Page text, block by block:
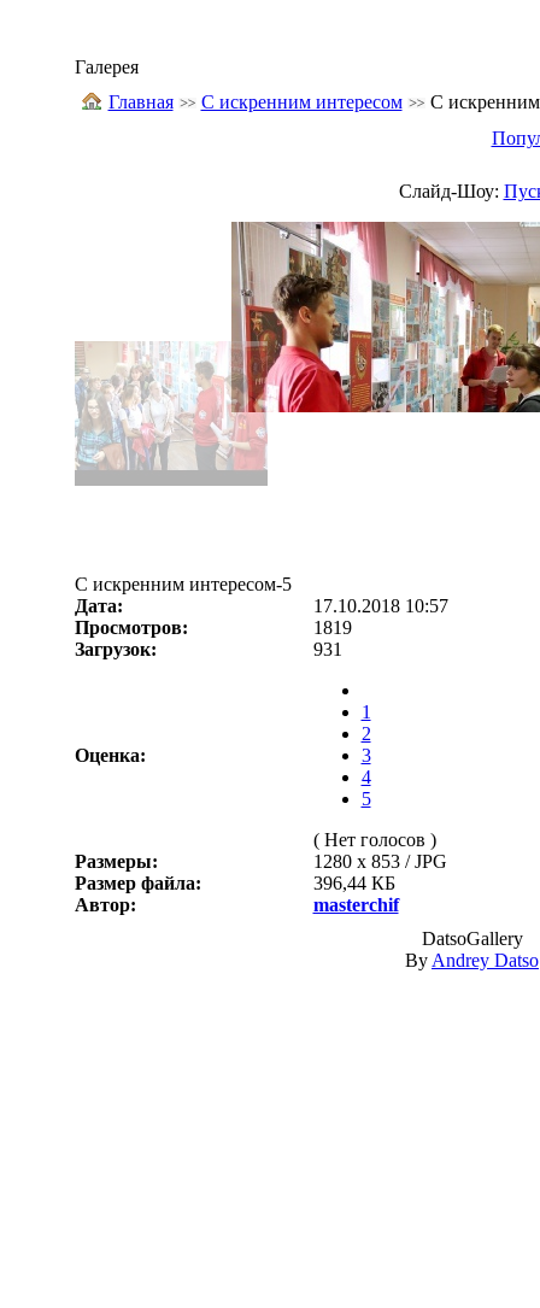
Галерея
Главная
С искренним интересом
С
Слайд-Шоу:
С искренним интересом-5
Дата:
17.10.2018 10:57
Просмотров:
1819
Загрузок:
931
Оценка:
1
2
3
4
5
( Нет голосов )
Размеры:
1280 x 853 / JPG
Размер файла:
396,44 КБ
Автор:
masterchif
DatsoGallery
By Andrey Datso